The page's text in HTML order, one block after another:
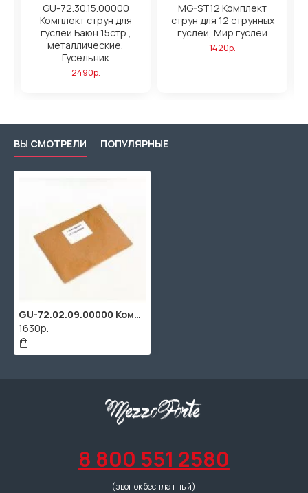
GU-72.30.15.00000
Комплект струн для
гуслей Баюн 15стр.,
металлические,
Гусельник
2490р.
MG-ST12 Комплект
струн для 12 струнных
гуслей, Мир гуслей
1420р.
ВЫ СМОТРЕЛИ ПОПУЛЯРНЫЕ
GU-72.02.09.00000 Комплект струн для гуслей Брынчаги 9стр., металлические, Гусельник
1630р.
8 800 551 2580
(звонок бесплатный)